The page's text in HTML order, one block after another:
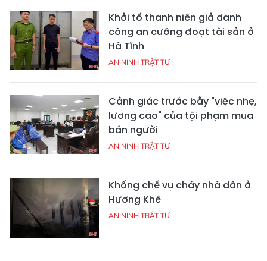
Khởi tố thanh niên giả danh
công an cưỡng đoạt tài sản ở
Hà Tĩnh
AN NINH TRẬT TỰ
Cảnh giác trước bẫy "việc nhẹ,
lương cao" của tội phạm mua
bán người
AN NINH TRẬT TỰ
Khống chế vụ cháy nhà dân ở
Hương Khê
AN NINH TRẬT TỰ